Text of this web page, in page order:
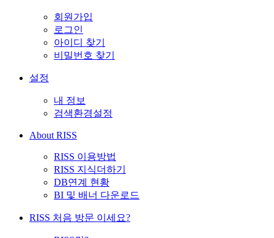
회원가입
로그인
아이디 찾기
비밀번호 찾기
설정
내 정보
검색환경설정
About RISS
RISS 이용방법
RISS 지식더하기
DB연계 현황
BI 및 배너 다운로드
RISS 처음 방문 이세요?